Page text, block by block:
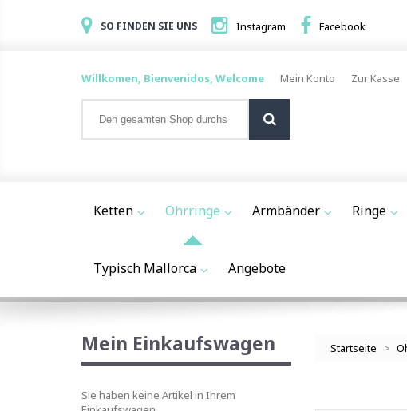
SO FINDEN SIE UNS Instagram Facebook
Mein Konto Zur Kasse
Willkomen, Bienvenidos, Welcome
Ketten Ohrringe Armbänder Ringe
Typisch Mallorca Angebote
Startseite >
Mein Einkaufswagen
Sie haben keine Artikel in Ihrem